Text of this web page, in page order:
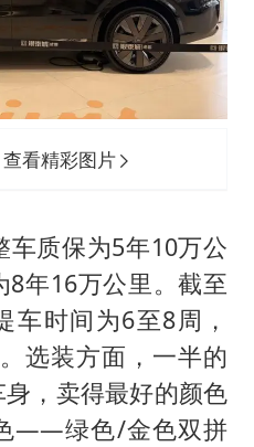
看精彩图片
车质保为5年10万公
8年16万公里。截至
车时间为6至8周，
选装方面，一半的
，卖得最好的颜色
——绿色/金色双拼